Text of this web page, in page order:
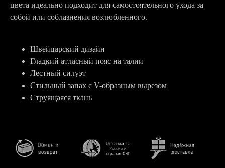
цвета идеально подходит для самостоятельного ухода за
собой или соблазнения возлюбленного.
Швейцарский дизайн
Гладкий атласный пояс на талии
Лестный силуэт
Стильный запах с V-образным вырезом
Струящаяся ткань